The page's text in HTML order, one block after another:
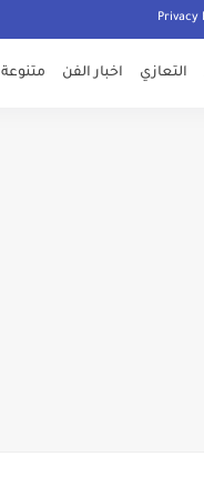
التعازي اخبار الفن متنوعة